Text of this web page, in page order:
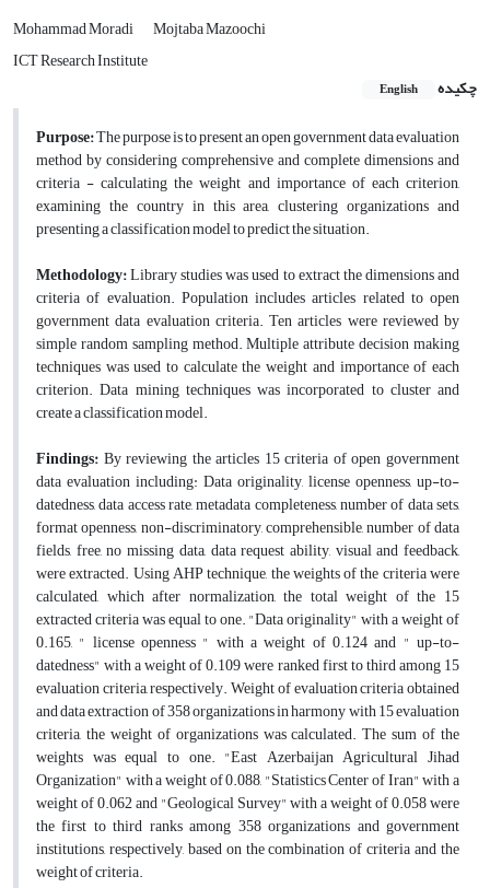
Mohammad Moradi
Mojtaba Mazoochi
ICT Research Institute
چکیده
English
Purpose:The purpose is to present an open government data evaluation
method by considering comprehensive and complete dimensions and
criteria - calculating the weight and importance of each criterion,
examining the country in this area, clustering organizations and
presenting a classification model to predict the situation.
Methodology:Library studies was used to extract the dimensions and
criteria of evaluation. Population includes articles related to open
government data evaluation criteria. Ten articles were reviewed by
simple random sampling method. Multiple attribute decision making
techniques was used to calculate the weight and importance of each
criterion. Data mining techniques was incorporated to cluster and
create a classification model.
Findings:By reviewing the articles 15 criteria of open government
data evaluation including: Data originality, license openness, up-to-
datedness, data access rate, metadata completeness, number of data sets,
format openness, non-discriminatory, comprehensible, number of data
fields, free, no missing data, data request ability, visual and feedback,
were extracted. Using AHP technique, the weights of the criteria were
calculated, which after normalization, the total weight of the 15
extracted criteria was equal to one. "Data originality" with a weight of
0.165, " license openness " with a weight of 0.124 and " up-to-
datedness" with a weight of 0.109 were ranked first to third among 15
evaluation criteria, respectively. Weight of evaluation criteria obtained
and data extraction of 358 organizations in harmony with 15 evaluation
criteria, the weight of organizations was calculated. The sum of the
weights was equal to one. "East Azerbaijan Agricultural Jihad
Organization" with a weight of 0.088, "Statistics Center of Iran" with a
weight of 0.062 and "Geological Survey" with a weight of 0.058 were
the first to third ranks among 358 organizations and government
institutions, respectively, based on the combination of criteria and the
weight of criteria.